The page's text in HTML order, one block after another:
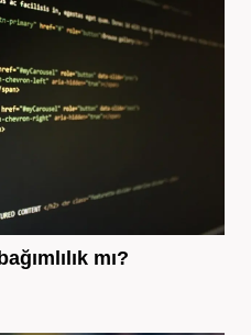
mı?